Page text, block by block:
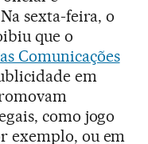
sexta-feira, o
que o
Comunicações
em
como jogo
exemplo, ou em